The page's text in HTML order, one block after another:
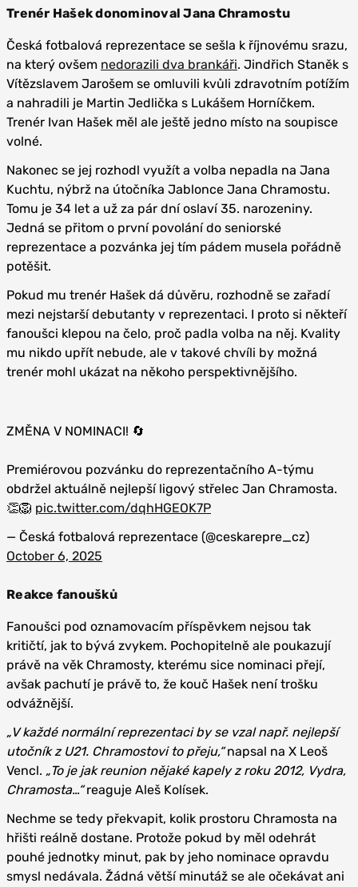
Trenér Hašek donominoval Jana Chramostu
Česká fotbalová reprezentace se sešla k říjnovému srazu,
na který ovšem nedorazili dva brankáři. Jindřich Staněk s
Vítězslavem Jarošem se omluvili kvůli zdravotním potížím
a nahradili je Martin Jedlička s Lukášem Horníčkem.
Trenér Ivan Hašek měl ale ještě jedno místo na soupisce
volné.
Nakonec se jej rozhodl využít a volba nepadla na Jana
Kuchtu, nýbrž na útočníka Jablonce Jana Chramostu.
Tomu je 34 let a už za pár dní oslaví 35. narozeniny.
Jedná se přitom o první povolání do seniorské
reprezentace a pozvánka jej tím pádem musela pořádně
potěšit.
Pokud mu trenér Hašek dá důvěru, rozhodně se zařadí
mezi nejstarší debutanty v reprezentaci. I proto si někteří
fanoušci klepou na čelo, proč padla volba na něj. Kvality
mu nikdo upřít nebude, ale v takové chvíli by možná
trenér mohl ukázat na někoho perspektivnějšího.
ZMĚNA V NOMINACI! 🔄
Premiérovou pozvánku do reprezentačního A-týmu
obdržel aktuálně nejlepší ligový střelec Jan Chramosta.
👏🦁 pic.twitter.com/dqhHGEOK7P
— Česká fotbalová reprezentace (@ceskarepre_cz)
October 6, 2025
Reakce fanoušků
Fanoušci pod oznamovacím příspěvkem nejsou tak
kritičtí, jak to bývá zvykem. Pochopitelně ale poukazují
právě na věk Chramosty, kterému sice nominaci přejí,
avšak pachutí je právě to, že kouč Hašek není trošku
odvážnější.
„V každé normální reprezentaci by se vzal např. nejlepší
utočník z U21. Chramostovi to přeju,“napsal na X Leoš
Vencl. „To je jak reunion nějaké kapely z roku 2012, Vydra,
Chramosta…“reaguje Aleš Kolísek.
Nechme se tedy překvapit, kolik prostoru Chramosta na
hřišti reálně dostane. Protože pokud by měl odehrát
pouhé jednotky minut, pak by jeho nominace opravdu
smysl nedávala. Žádná větší minutáž se ale očekávat ani